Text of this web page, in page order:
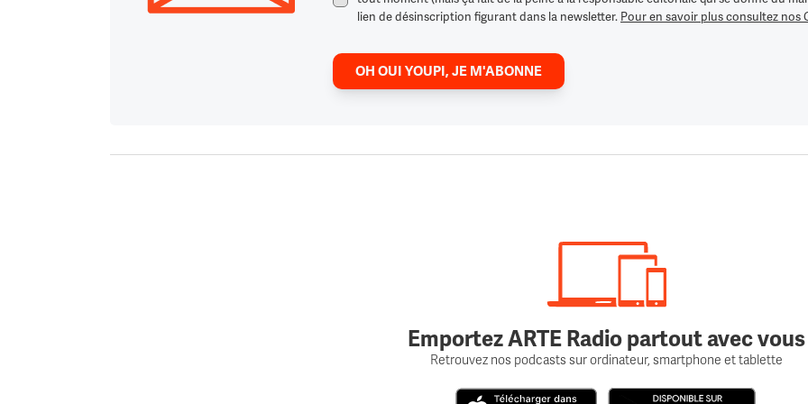
lien de désinscription figurant dans la newsletter. Pour en savoir plus consultez nos
OH OUI YOUPI, JE M'ABONNE
Emportez ARTE Radio partout avec vous
Retrouvez nos podcasts sur ordinateur, smartphone et tablette